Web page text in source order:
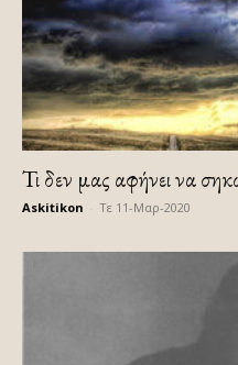
Τι δεν μας αφήνει να
Askitikon Τε 11-Μαρ-2020